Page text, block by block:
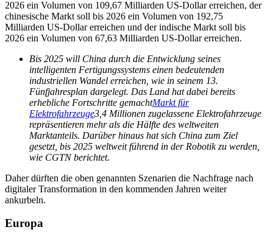
2026 ein Volumen von 109,67 Milliarden US-Dollar erreichen, der
chinesische Markt soll bis 2026 ein Volumen von 192,75
Milliarden US-Dollar erreichen und der indische Markt soll bis
2026 ein Volumen von 67,63 Milliarden US-Dollar erreichen.
Bis 2025 will China durch die Entwicklung seines
intelligenten Fertigungssystems einen bedeutenden
industriellen Wandel erreichen, wie in seinem 13.
Fünfjahresplan dargelegt. Das Land hat dabei bereits
erhebliche Fortschritte gemachtMarkt für
Elektrofahrzeuge3,4 Millionen zugelassene Elektrofahrzeuge
repräsentieren mehr als die Hälfte des weltweiten
Marktanteils. Darüber hinaus hat sich China zum Ziel
gesetzt, bis 2025 weltweit führend in der Robotik zu werden,
wie CGTN berichtet.
Daher dürften die oben genannten Szenarien die Nachfrage nach
digitaler Transformation in den kommenden Jahren weiter
ankurbeln.
Europa